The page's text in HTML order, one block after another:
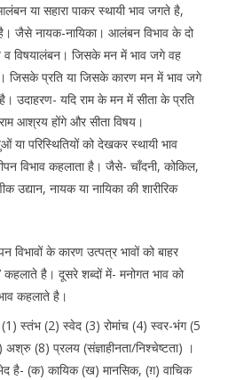
या सहारा पाकर स्थायी भाव जगते है,
जैसे नायक-नायिका। आलंबन विभाव के दो
व विषयालंबन। जिसके मन में भाव जगे वह
जिसके प्रति या जिसके कारण मन में भाव जगे
उदाहरण- यदि राम के मन में सीता के प्रति
आश्रय होंगे और सीता विषय।
या परिस्थितियों को देखकर स्थायी भाव
विभाव कहलाता है। जैसे- चाँदनी, कोकिल,
नायक या नायिका की शारीरिक
विभावों के कारण उत्पत्र भावों को बाहर
कहलाते है। दूसरे शब्दों में- मनोगत भाव को
कहलाते है।
(1) स्तंभ (2) स्वेद (3) रोमांच (4) स्वर-भंग (5
अश्रु (8) प्रलय (संज्ञाहीनता/निश्चेष्टता) ।
है- (क) कायिक (ख) मानसिक, (ग़) वाचिक